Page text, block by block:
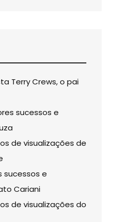
Terry Crews, o pai
sucessos e
de visualizações de
sucessos e
Cariani
de visualizações do